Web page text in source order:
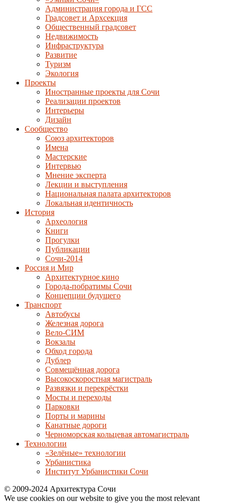
Администрация города и ГСС
Градсовет и Архсекция
Общественный градсовет
Недвижимость
Инфраструктура
Развитие
Туризм
Экология
Проекты
Иностранные проекты для Сочи
Реализации проектов
Интерьеры
Дизайн
Сообщество
Союз архитекторов
Имена
Мастерские
Интервью
Мнение эксперта
Лекции и выступления
Национальная палата архитекторов
Локальная идентичность
История
Археология
Книги
Прогулки
Публикации
Сочи-2014
Россия и Мир
Архитектурное кино
Города-побратимы Сочи
Концепции будущего
Транспорт
Автобусы
Железная дорога
Вело-СИМ
Вокзалы
Обход города
Дублер
Совмещённая дорога
Высокоскоростная магистраль
Развязки и перекрёстки
Мосты и переходы
Парковки
Порты и марины
Канатные дороги
Черноморская кольцевая автомагистраль
Технологии
«Зелёные» технологии
Урбанистика
Институт Урбанистики Сочи
© 2009-2024 Архитектура Сочи
We use cookies on our website to give you the most relevant